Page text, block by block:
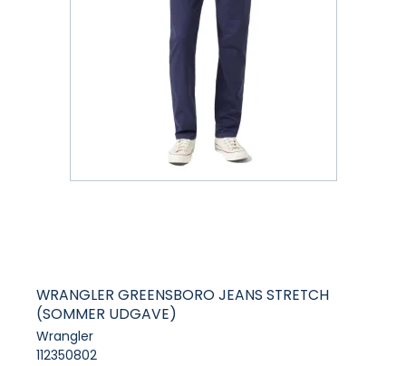
WRANGLER GREENSBORO JEANS STRETCH
(SOMMER UDGAVE)
Wrangler
112350802